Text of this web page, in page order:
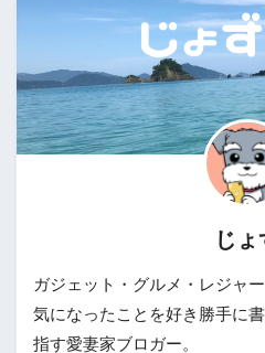
じょ
ガジェット・グルメ・レジャ
気になったことを好き勝手に
指す愛妻家ブロガー。